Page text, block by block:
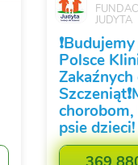
JUDYTA
Polsce
Zakaźnych
psie dzieci!